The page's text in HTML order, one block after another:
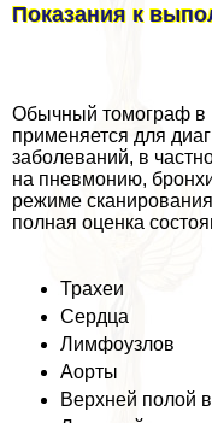
Показания к
Обычный томограф в
применяется для
заболеваний, в
на пневмонию,
режиме
полная оценка
Трахеи
Сердца
Лимфоузлов
Аорты
Верхней полой